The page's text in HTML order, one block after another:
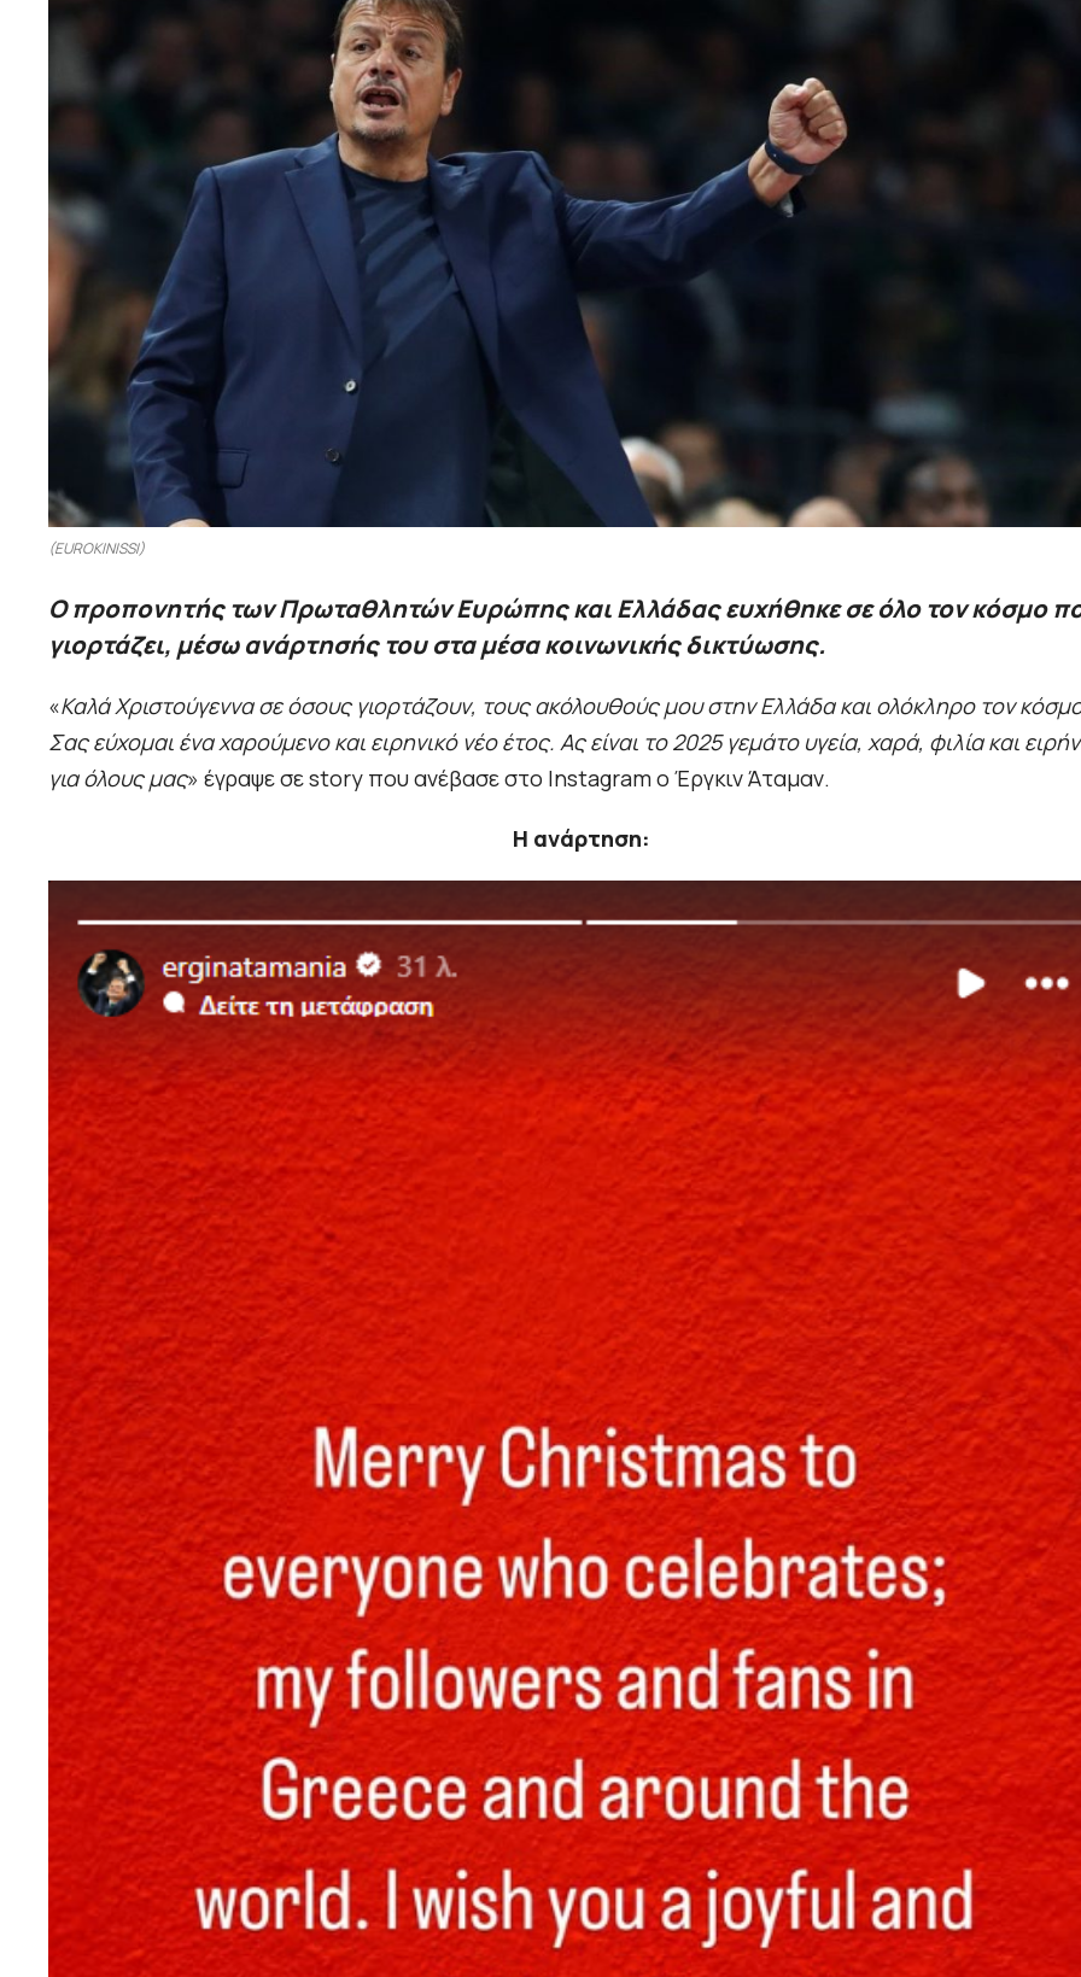
(EUROKINISSI)
Ο προπονητής των Πρωταθλητών Ευρώπης και Ελλάδας ευχήθηκε σε όλο τον κόσμο
γιορτάζει, μέσω ανάρτησής του στα μέσα κοινωνικής δικτύωσης.
«Καλά Χριστούγεννα σε όσους γιορτάζουν, τους ακόλουθούς μου στην Ελλάδα και ολόκληρο τον
Σας εύχομαι ένα χαρούμενο και ειρηνικό νέο έτος. Ας είναι το 2025 γεμάτο υγεία, χαρά, φιλία και
για όλους μας» έγραψε σε story που ανέβασε στο Instagram ο Έργκιν Άταμαν.
Η ανάρτηση: